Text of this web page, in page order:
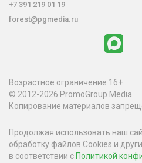
+7 391 219 01 19
forest@pgmedia.ru
Возрастное ограничение 16+
© 2012-2026 PromoGroup Media
Копирование материалов
Продолжая использовать наш
обработку файлов Cookies и
в соответствии с Политикой